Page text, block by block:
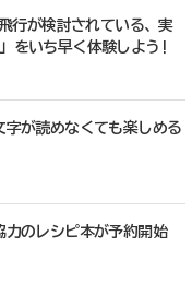
行が検討されている、実
をいち早く体験しよう!
が読めなくても楽しめる
力のレシピ本が予約開始